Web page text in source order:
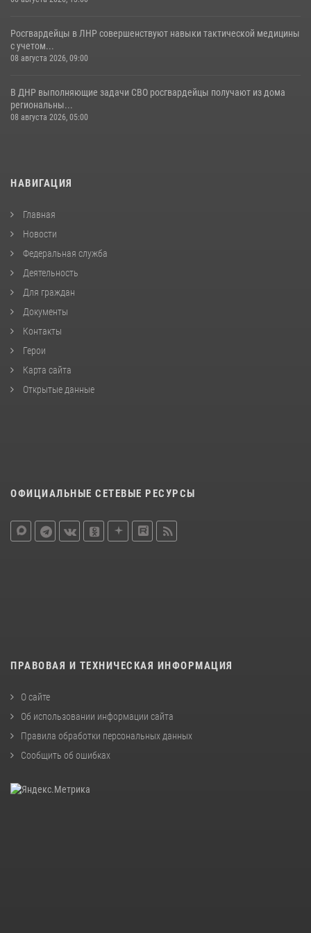
Росгвардейцы в ЛНР совершенствуют навыки тактической медицины
с учетом...
08 августа 2026, 09:00
В ДНР выполняющие задачи СВО росгвардейцы получают из дома
региональны...
08 августа 2026, 05:00
НАВИГАЦИЯ
Главная
Новости
Федеральная служба
Деятельность
Для граждан
Документы
Контакты
Герои
Карта сайта
Открытые данные
ОФИЦИАЛЬНЫЕ СЕТЕВЫЕ РЕСУРСЫ
ПРАВОВАЯ И ТЕХНИЧЕСКАЯ ИНФОРМАЦИЯ
О сайте
Об использовании информации сайта
Правила обработки персональных данных
Сообщить об ошибках